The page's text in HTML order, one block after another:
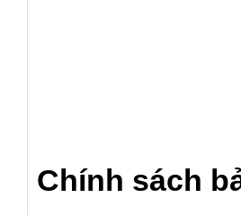
Chính sách